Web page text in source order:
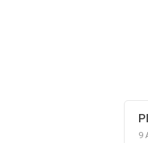
9